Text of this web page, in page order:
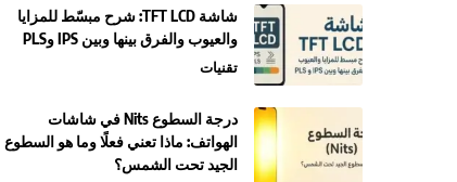
شاشة TFT LCD: شرح مبسّط للمزايا
والعيوب والفرق بينها وبين IPS وPLS
تقنيات
درجة السطوع Nits في شاشات
الهواتف: ماذا تعني فعلًا وما هو السطوع
الجيد تحت الشمس؟